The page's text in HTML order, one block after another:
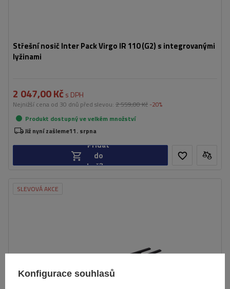
Střešní nosič Inter Pack Virgo IR 110 (G2) s integrovanými
lyžinami
2 047,00 Kč s DPH
Nejnižší cena od 30 dnů před slevou: 2 559,00 Kč -20%
Produkt dostupný ve velkém množství
Již nyní zašleme11. srpna
Přidat
do
košíku
SLEVOVÁ AKCE
Konfigurace souhlasů